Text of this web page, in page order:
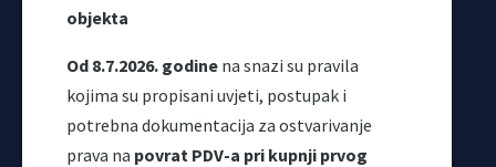
objekta
Od 8.7.2026. godine na snazi su pravila
kojima su propisani uvjeti, postupak i
potrebna dokumentacija za ostvarivanje
prava na povrat PDV-a pri kupnji prvog